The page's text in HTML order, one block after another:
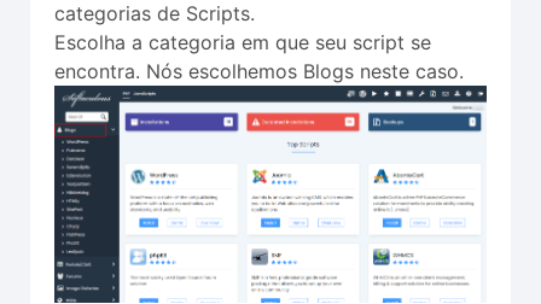
categorias de Scripts.
Escolha a categoria em que seu script se
encontra. Nós escolhemos Blogs neste caso.